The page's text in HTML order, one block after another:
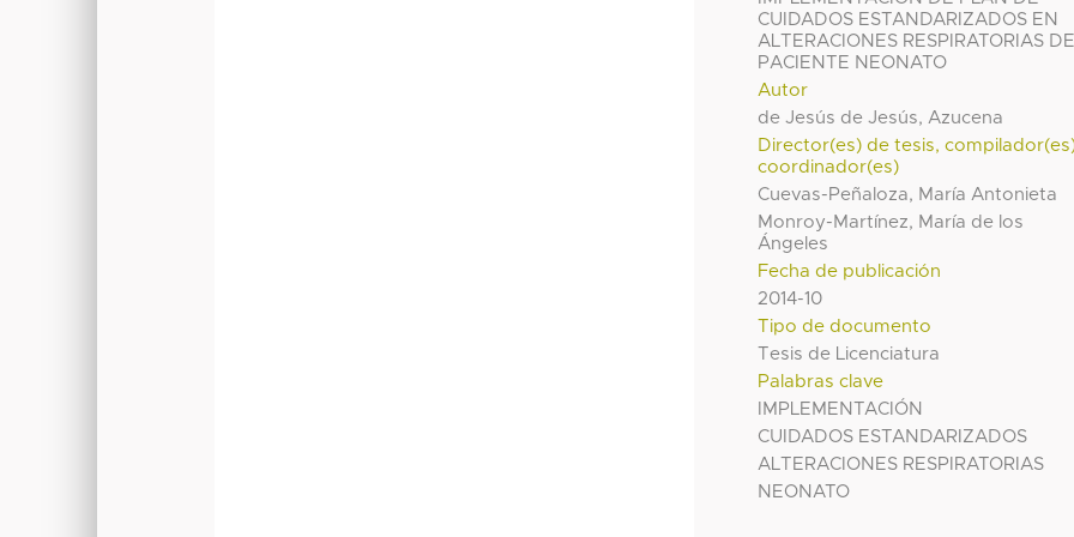
CUIDADOS ESTANDARIZADOS EN
ALTERACIONES RESPIRATORIAS
PACIENTE NEONATO
Autor
de Jesús de Jesús, Azucena
Director(es) de tesis,
coordinador(es)
Cuevas-Peñaloza, María Antonieta
Monroy-Martínez, María de los
Ángeles
Fecha de publicación
2014-10
Tipo de documento
Tesis de Licenciatura
Palabras clave
IMPLEMENTACIÓN
CUIDADOS ESTANDARIZADOS
ALTERACIONES RESPIRATORIAS
NEONATO